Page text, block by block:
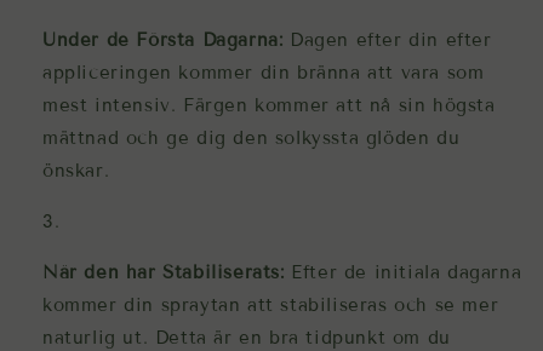
Under de Första Dagarna: Dagen efter din efter
appliceringen kommer din bränna att vara som
mest intensiv. Färgen kommer att nå sin högsta
mättnad och ge dig den solkyssta glöden du
önskar.
När den har Stabiliserats: Efter de initiala dagarna
kommer din spraytan att stabiliseras och se mer
naturlig ut. Detta är en bra tidpunkt om du